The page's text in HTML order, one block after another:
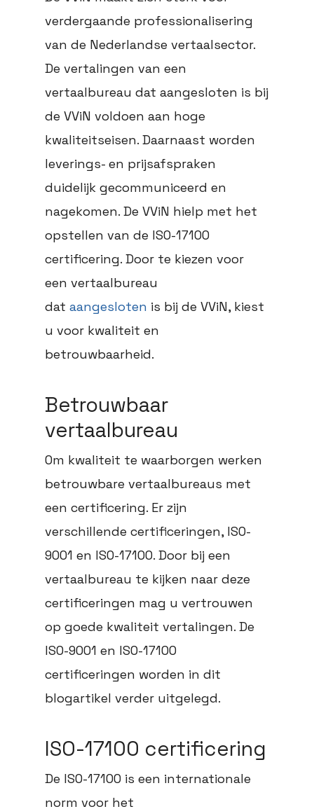
verdergaande professionalisering
van de Nederlandse vertaalsector.
De vertalingen van een
vertaalbureau dat aangesloten is bij
de VViN voldoen aan hoge
kwaliteitseisen. Daarnaast worden
leverings- en prijsafspraken
duidelijk gecommuniceerd en
nagekomen. De VViN hielp met het
opstellen van de ISO-17100
certificering. Door te kiezen voor
een vertaalbureau
dat aangesloten is bij de VViN, kiest
u voor kwaliteit en
betrouwbaarheid.
Betrouwbaar
vertaalbureau
Om kwaliteit te waarborgen werken
betrouwbare vertaalbureaus met
een certificering. Er zijn
verschillende certificeringen, ISO-
9001 en ISO-17100. Door bij een
vertaalbureau te kijken naar deze
certificeringen mag u vertrouwen
op goede kwaliteit vertalingen. De
ISO-9001 en ISO-17100
certificeringen worden in dit
blogartikel verder uitgelegd.
ISO-17100 certificering
De ISO-17100 is een internationale
norm voor het